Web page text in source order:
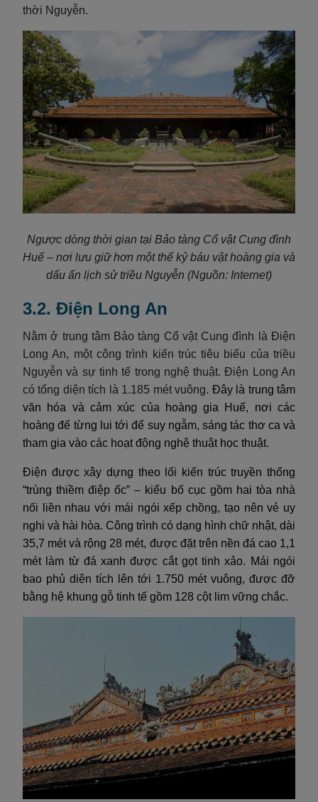
thời Nguyễn.
Ngược dòng thời gian tại Bảo tàng Cổ vật Cung đình
Huế – nơi lưu giữ hơn một thế kỷ báu vật hoàng gia và
dấu ấn lịch sử triều Nguyễn (Nguồn: Internet)
3.2. Điện Long An
Nằm ở trung tâm Bảo tàng Cổ vật Cung đình là Điện
Long An, một công trình kiến trúc tiêu biểu của triều
Nguyễn và sự tinh tế trong nghệ thuật. Điện Long An
có tổng diện tích là 1.185 mét vuông. Đây là trung tâm
văn hóa và cảm xúc của hoàng gia Huế, nơi các
hoàng đế từng lui tới để suy ngẫm, sáng tác thơ ca và
tham gia vào các hoạt động nghệ thuật học thuật.
Điện được xây dựng theo lối kiến trúc truyền thống
“trùng thiềm điệp ốc” – kiểu bố cục gồm hai tòa nhà
nối liền nhau với mái ngói xếp chồng, tạo nên vẻ uy
nghi và hài hòa. Công trình có dạng hình chữ nhật, dài
35,7 mét và rộng 28 mét, được đặt trên nền đá cao 1,1
mét làm từ đá xanh được cắt gọt tinh xảo. Mái ngói
bao phủ diện tích lên tới 1.750 mét vuông, được đỡ
bằng hệ khung gỗ tinh tế gồm 128 cột lim vững chắc.